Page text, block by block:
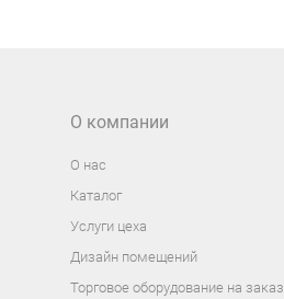
О компании
О нас
Каталог
Услуги цеха
Дизайн помещений
Торговое оборудование на заказ